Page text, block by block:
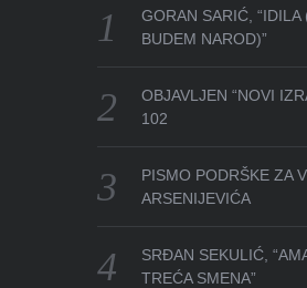
GORAN SARIĆ, “IDILA
BUDEM NAROD)”
OBJAVLJEN “NOVI
102
PISMO PODRŠKE ZA
ARSENIJEVIĆA
SRĐAN SEKULIĆ,
TREĆA SMENA”